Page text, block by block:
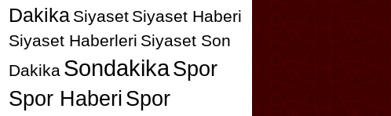
Dakika Siyaset Siyaset Haberi
Siyaset Haberleri Siyaset Son
Dakika SondakikaSpor
Spor Haberi Spor